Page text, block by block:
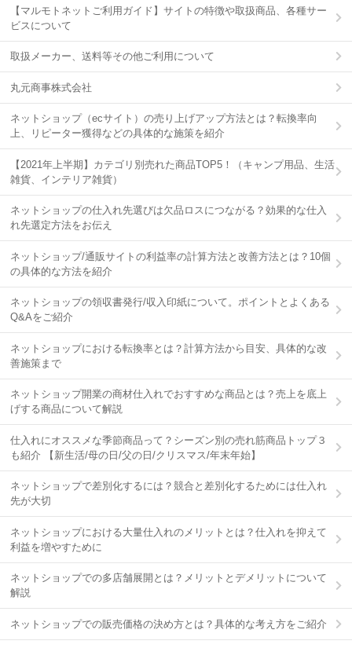
【マルモトネットご利用ガイド】サイトの特徴や取扱商品、各種サー
ビスについて
取扱メーカー、送料等その他ご利用について
丸元商事株式会社
ネットショップ（ecサイト）の売り上げアップ方法とは？転換率向
上、リピーター獲得などの具体的な施策を紹介
【2021年上半期】カテゴリ別売れた商品TOP5！（キャンプ用品、生活
雑貨、インテリア雑貨）
ネットショップの仕入れ先選びは欠品ロスにつながる？効果的な仕入
れ先選定方法をお伝え
ネットショップ/通販サイトの利益率の計算方法と改善方法とは？10個
の具体的な方法を紹介
ネットショップの領収書発行/収入印紙について。ポイントとよくある
Q&Aをご紹介
ネットショップにおける転換率とは？計算方法から目安、具体的な改
善施策まで
ネットショップ開業の商材仕入れでおすすめな商品とは？売上を底上
げする商品について解説
仕入れにオススメな季節商品って？シーズン別の売れ筋商品トップ３
も紹介 【新生活/母の日/父の日/クリスマス/年末年始】
ネットショップで差別化するには？競合と差別化するためには仕入れ
先が大切
ネットショップにおける大量仕入れのメリットとは？仕入れを抑えて
利益を増やすために
ネットショップでの多店舗展開とは？メリットとデメリットについて
解説
ネットショップでの販売価格の決め方とは？具体的な考え方をご紹介